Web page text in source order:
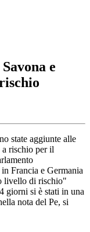
e
state aggiunte alle
a rischio per il
Francia e Germania
livello di rischio"
giorni si è stati in una
nota del Pe, si